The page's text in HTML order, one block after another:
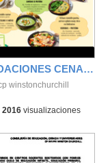
RECOMENDACIONES CENAS MAYO
winstonchurchill
2016visualizaciones